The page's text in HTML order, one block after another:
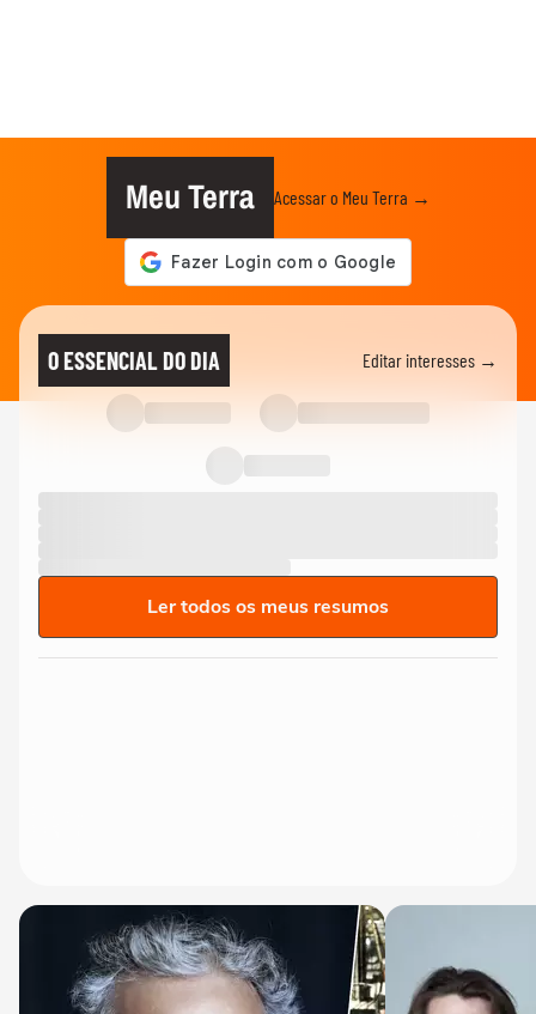
Meu Terra Acessar o Meu Terra →
O ESSENCIAL DO DIA Editar interesses →
Ler todos os meus resumos